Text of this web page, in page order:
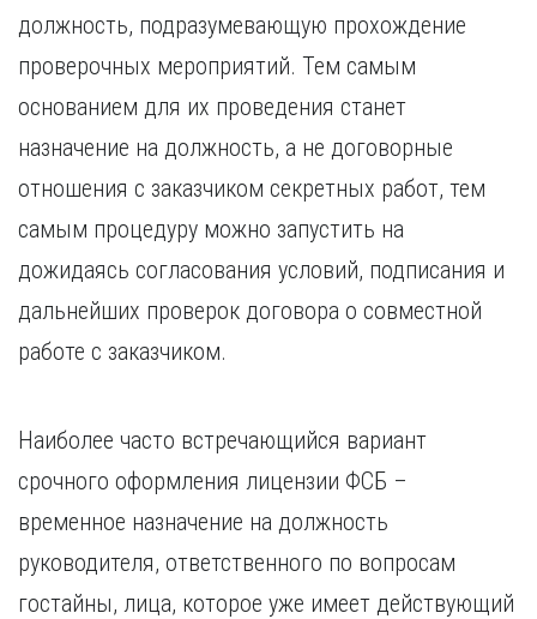
должность, подразумевающую прохождение
проверочных мероприятий. Тем самым
основанием для их проведения станет
назначение на должность, а не договорные
отношения с заказчиком секретных работ, тем
самым процедуру можно запустить на
дожидаясь согласования условий, подписания и
дальнейших проверок договора о совместной
работе с заказчиком.
Наиболее часто встречающийся вариант
срочного оформления лицензии ФСБ –
временное назначение на должность
руководителя, ответственного по вопросам
гостайны, лица, которое уже имеет действующий